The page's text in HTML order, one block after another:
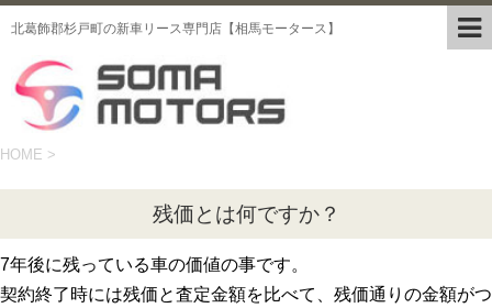
北葛飾郡杉戸町の新車リース専門店【相馬モータース】
HOME >
残価とは何ですか？
7年後に残っている車の価値の事です。
契約終了時には残価と査定金額を比べて、残価通りの金額がつ